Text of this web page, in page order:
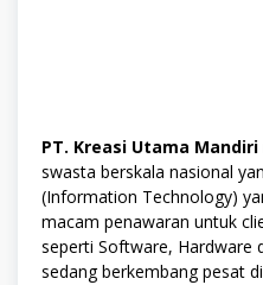
PT. Kreasi Utama Mandiri
swasta berskala nasional
(Information Technology)
macam penawaran untuk
seperti Software, Hardware
sedang berkembang pesat